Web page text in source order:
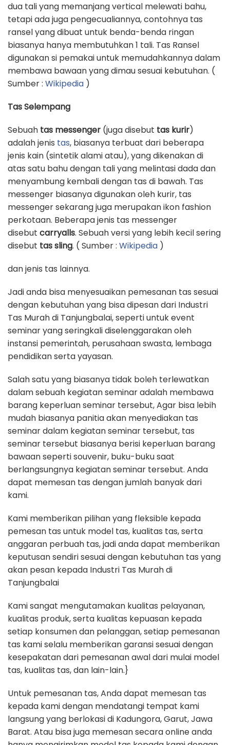
dua tali yang memanjang vertical melewati bahu,
tetapi ada juga pengecualiannya, contohnya tas
ransel yang dibuat untuk benda-benda ringan
biasanya hanya membutuhkan 1 tali. Tas Ransel
digunakan si pemakai untuk memudahkannya dalam
membawa bawaan yang dimau sesuai kebutuhan. (
Sumber : Wikipedia )
Tas Selempang
Sebuah tas messenger (juga disebut tas kurir)
adalah jenis tas, biasanya terbuat dari beberapa
jenis kain (sintetik alami atau), yang dikenakan di
atas satu bahu dengan tali yang melintasi dada dan
menyambung kembali dengan tas di bawah. Tas
messenger biasanya digunakan oleh kurir, tas
messenger sekarang juga merupakan ikon fashion
perkotaan. Beberapa jenis tas messenger
disebut carryalls. Sebuah versi yang lebih kecil sering
disebut tas sling. ( Sumber : Wikipedia )
dan jenis tas lainnya.
Jadi anda bisa menyesuaikan pemesanan tas sesuai
dengan kebutuhan yang bisa dipesan dari Industri
Tas Murah di Tanjungbalai, seperti untuk event
seminar yang seringkali diselenggarakan oleh
instansi pemerintah, perusahaan swasta, lembaga
pendidikan serta yayasan.
Salah satu yang biasanya tidak boleh terlewatkan
dalam sebuah kegiatan seminar adalah membawa
barang keperluan seminar tersebut, Agar bisa lebih
mudah biasanya panitia akan menyediakan tas
seminar dalam kegiatan seminar tersebut, tas
seminar tersebut biasanya berisi keperluan barang
bawaan seperti souvenir, buku-buku saat
berlangsungnya kegiatan seminar tersebut. Anda
dapat memesan tas dengan jumlah banyak dari
kami.
Kami memberikan pilihan yang fleksible kepada
pemesan tas untuk model tas, kualitas tas, serta
anggaran perbuah tas, jadi anda dapat memberikan
keputusan sendiri sesuai dengan kebutuhan tas yang
akan pesan kepada Industri Tas Murah di
Tanjungbalai
Kami sangat mengutamakan kualitas pelayanan,
kualitas produk, serta kualitas kepuasan kepada
setiap konsumen dan pelanggan, setiap pemesanan
tas kami selalu memberikan garansi sesuai dengan
kesepakatan dari pemesanan awal dari mulai model
tas, kualitas tas, dan lain-lain.}
Untuk pemesanan tas, Anda dapat memesan tas
kepada kami dengan mendatangi tempat kami
langsung yang berlokasi di Kadungora, Garut, Jawa
Barat. Atau bisa juga memesan secara online anda